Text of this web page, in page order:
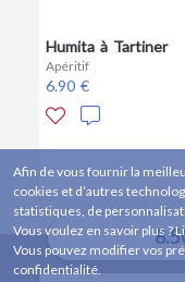
Humita à Tartiner
Apéritif
6.90 €
Afin de vous fournir la
cookies et d’autres
statistiques, de
Vous voulez en savoir plus ?
Vous pouvez modifier vos
confidentialité.